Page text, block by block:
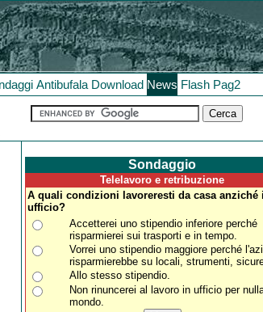
Antibufala Download News Flash Pag2
Sondaggio
Telelavoro e retribuzione
A quali condizioni lavoreresti da casa anziché
ufficio?
Accetterei uno stipendio inferiore perché
risparmierei sui trasporti e in tempo.
Vorrei uno stipendio maggiore perché
risparmierebbe su locali, strumenti,
Allo stesso stipendio.
Non rinuncerei al lavoro in ufficio per
mondo.